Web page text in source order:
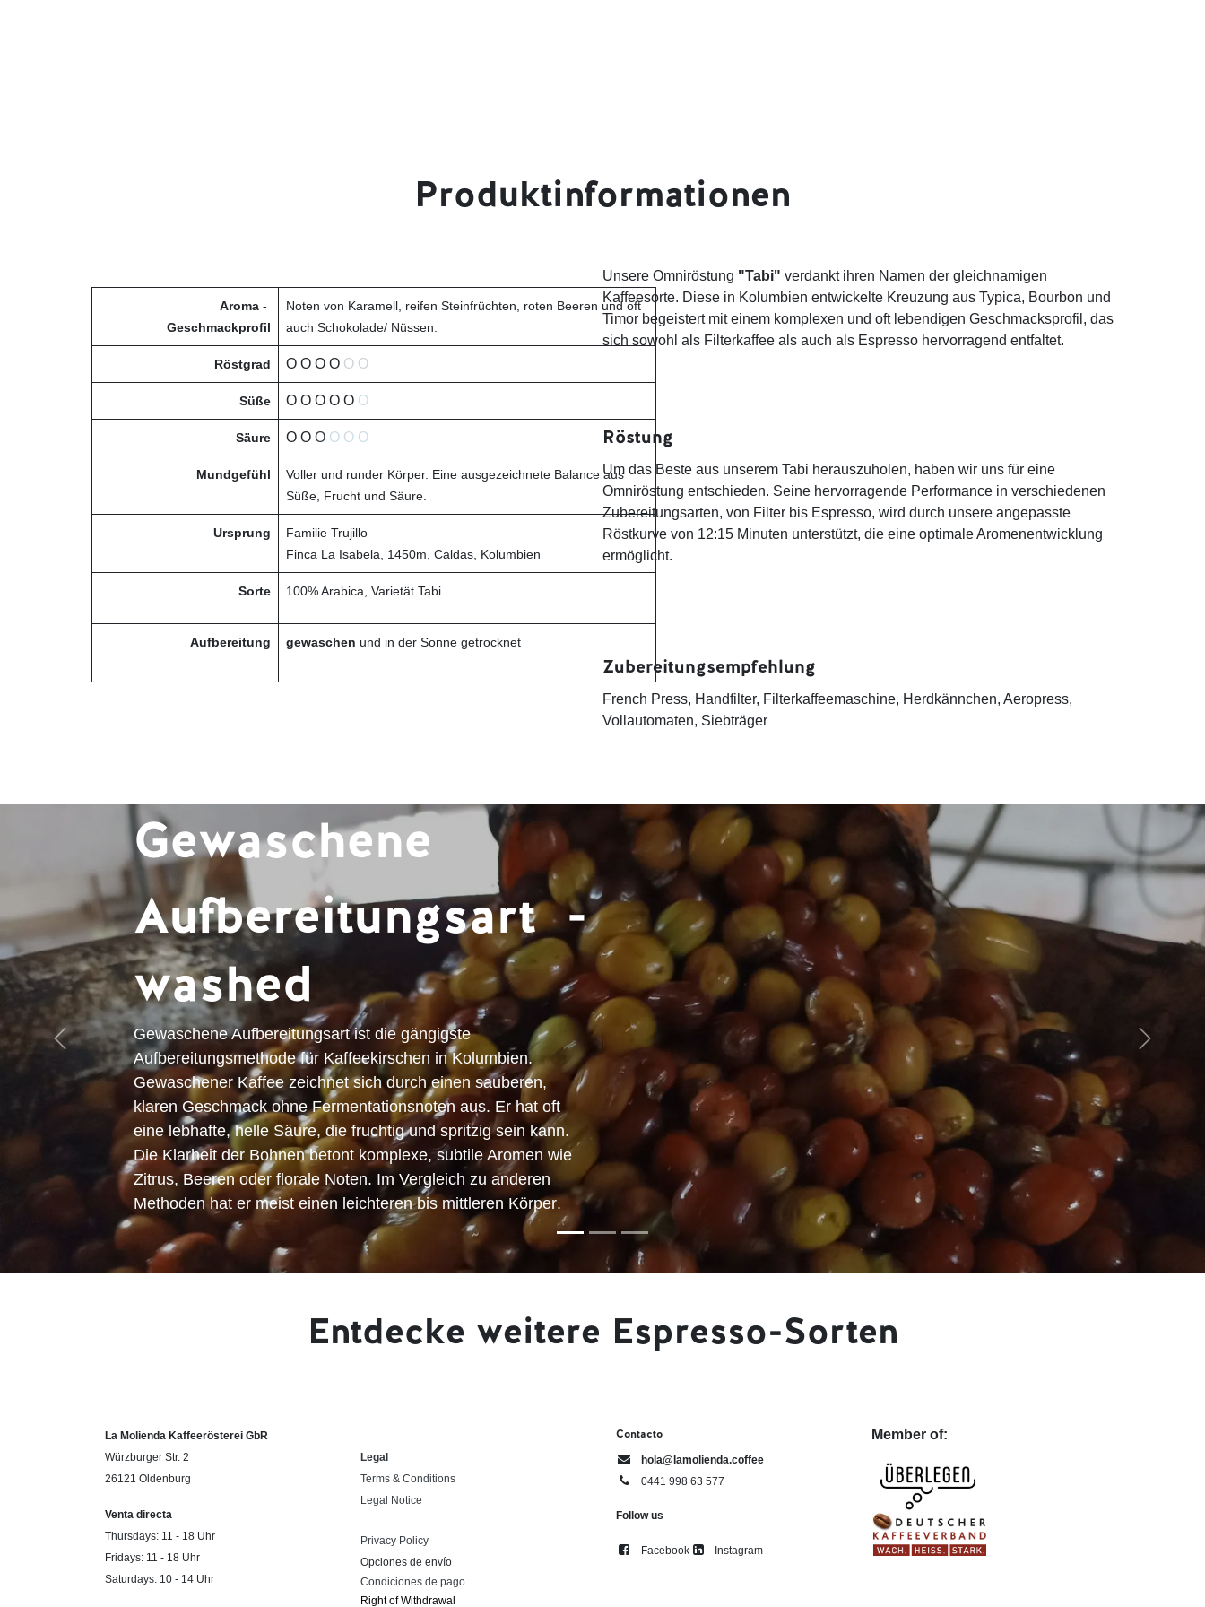
Produktinformationen
Aroma -
Geschmackprofil
Noten von Karamell, reifen Steinfrüchten, roten Beeren und oft
auch Schokolade/ Nüssen.
Röstgrad O O O O O O
Süße O O O O O O
Säure O O O O O O
Mundgefühl
Voller und runder Körper. Eine ausgezeichnete Balance aus
Süße, Frucht und Säure.
Ursprung
Familie Trujillo
Finca La Isabela, 1450m, Caldas, Kolumbien
Sorte 100% Arabica, Varietät Tabi
Aufbereitung gewaschen und in der Sonne getrocknet
Unsere Omniröstung "Tabi" verdankt ihren Namen der gleichnamigen
Kaffeesorte. Diese in Kolumbien entwickelte Kreuzung aus Typica, Bourbon und
Timor begeistert mit einem komplexen und oft lebendigen Geschmacksprofil, das
sich sowohl als Filterkaffee als auch als Espresso hervorragend entfaltet.
Röstung
Um das Beste aus unserem Tabi herauszuholen, haben wir uns für eine
Omniröstung entschieden. Seine hervorragende Performance in verschiedenen
Zubereitungsarten, von Filter bis Espresso, wird durch unsere angepasste
Röstkurve von 12:15 Minuten unterstützt, die eine optimale Aromenentwicklung
ermöglicht.
Zubereitungsempfehlung
French Press, Handfilter, Filterkaffeemaschine, Herdkännchen, Aeropress,
Vollautomaten, Siebträger
Gewaschene
Aufbereitungsart -
washed
Gewaschene Aufbereitungsart ist die gängigste
Aufbereitungsmethode für Kaffeekirschen in Kolumbien.
Gewaschener Kaffee zeichnet sich durch einensauberen,
klaren Geschmack ohne Fermentationsnoten aus. Er hat oft
eine lebhafte, helle Säure, die fruchtig und spritzig sein kann.
DieKlarheit der Bohnen betont komplexe, subtile Aromen wie
Zitrus, Beeren oder florale Noten. Im Vergleich zu anderen
Methoden hat er meist einen leichteren bis mittleren Körper.
Zurück Weiter
Entdecke weitere Espresso-Sorten
La Molienda Kaffeerösterei GbR
Würzburger Str. 2
26121 Oldenburg
Venta directa
Thursdays: 11 - 18 Uhr
Fridays: 11 - 18 Uhr
Saturdays: 10 - 14 Uhr
Legal
Terms & Conditions
Legal Notice
Privacy Policy
Opciones de envío
Condiciones de pago
Right of ​Withdrawal​
Contacto
hola@lamolienda.coffee
0441 998 63 577
Follow us
Facebook Instagram
Member of: